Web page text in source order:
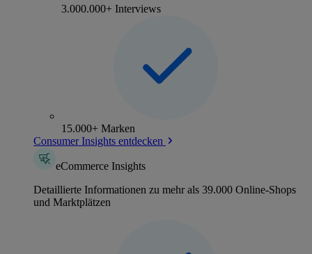
3.000.000+ Interviews
15.000+ Marken
Consumer Insights entdecken
eCommerce Insights
Detaillierte Informationen zu mehr als 39.000 Online-Shops
und Marktplätzen